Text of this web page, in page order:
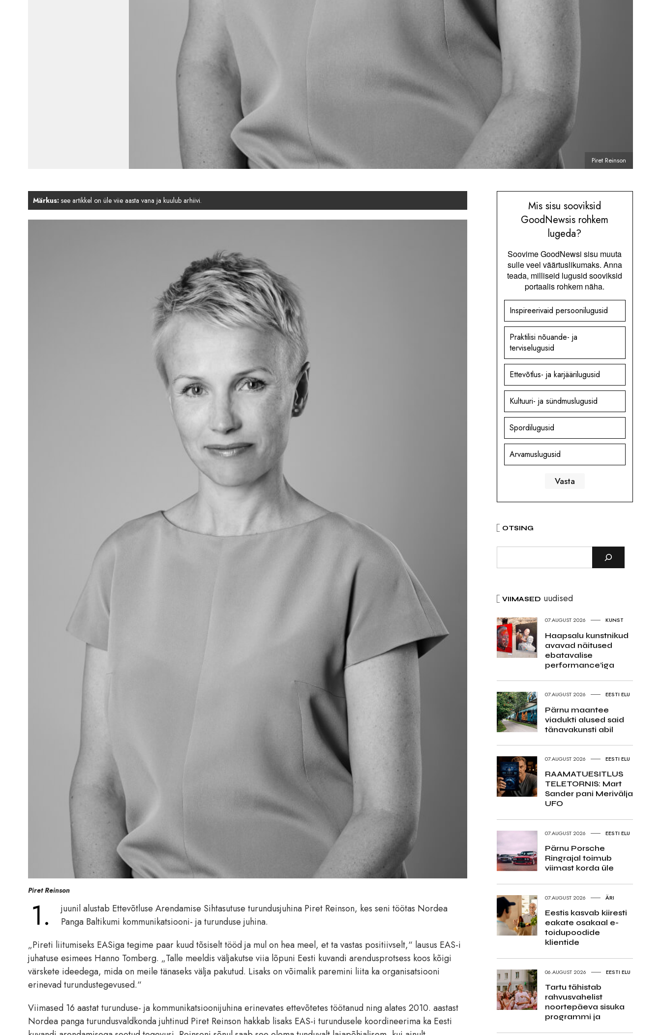
Piret Reinson
Märkus: see artikkel on üle viie aasta vana ja kuulub arhiivi.
Piret Reinson
1.
juunil alustab Ettevõtluse Arendamise Sihtasutuse turundusjuhina Piret Reinson, kes seni töötas Nordea
Panga Baltikumi kommunikatsiooni- ja turunduse juhina.
„Pireti liitumiseks EASiga tegime paar kuud tõsiselt tööd ja mul on hea meel, et ta vastas positiivselt,“ lausus EAS-i
juhatuse esimees Hanno Tomberg. „Talle meeldis väljakutse viia lõpuni Eesti kuvandi arendusprotsess koos kõigi
värskete ideedega, mida on meile tänaseks välja pakutud. Lisaks on võimalik paremini liita ka organisatsiooni
erinevad turundustegevused.“
Viimased 16 aastat turunduse- ja kommunikatsioonijuhina erinevates ettevõtetes töötanud ning alates 2010. aastast
Nordea panga turundusvaldkonda juhtinud Piret Reinson hakkab lisaks EAS-i turundusele koordineerima ka Eesti
Mis sisu sooviksid
GoodNewsis rohkem
lugeda?
Soovime GoodNewsi sisu muuta
sulle veel väärtuslikumaks. Anna
teada, milliseid lugusid sooviksid
portaalis rohkem näha.
Inspireerivaid persoonilugusid
Praktilisi nõuande- ja
terviselugusid
Ettevõtlus- ja karjäärilugusid
Kultuuri- ja sündmuslugusid
Spordilugusid
Arvamuslugusid
OTSING
VIIMASED uudised
07.AUGUST 2026 KUNST
Haapsalu kunstnikud
avavad näitused
ebatavalise
performance’iga
07.AUGUST 2026 EESTI ELU
Pärnu maantee
viadukti alused said
tänavakunsti abil
07.AUGUST 2026 EESTI ELU
RAAMATUESITLUS
TELETORNIS: Mart
Sander pani Merivälja
UFO
07.AUGUST 2026 EESTI ELU
Pärnu Porsche
Ringrajal toimub
viimast korda üle
07.AUGUST 2026 ÄRI
Eestis kasvab kiiresti
eakate osakaal e-
toidupoodide
klientide
06.AUGUST 2026 EESTI ELU
Tartu tähistab
rahvusvahelist
noortepäeva sisuka
programmi ja